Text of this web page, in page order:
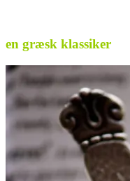
en græsk klassiker